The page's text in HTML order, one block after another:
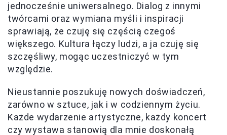
jednocześnie uniwersalnego. Dialog z innymi
twórcami oraz wymiana myśli i inspiracji
sprawiają, że czuję się częścią czegoś
większego. Kultura łączy ludzi, a ja czuję się
szczęśliwy, mogąc uczestniczyć w tym
względzie.
Nieustannie poszukuję nowych doświadczeń,
zarówno w sztuce, jak i w codziennym życiu.
Każde wydarzenie artystyczne, każdy koncert
czy wystawa stanowią dla mnie doskonałą